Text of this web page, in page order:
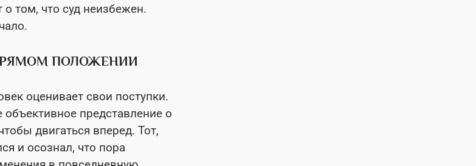
том, что суд неизбежен.
ПОЛОЖЕНИИ
оценивает свои поступки.
представление о
двигаться вперед. Тот,
и осознал, что пора